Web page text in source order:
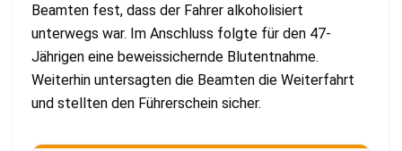
Beamten fest, dass der Fahrer alkoholisiert
unterwegs war. Im Anschluss folgte für den 47-
Jährigen eine beweissichernde Blutentnahme.
Weiterhin untersagten die Beamten die Weiterfahrt
und stellten den Führerschein sicher.